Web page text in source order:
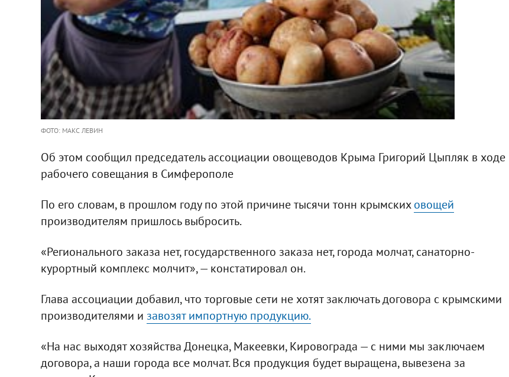
ФОТО: МАКС ЛЕВИН
Об этом сообщил председатель ассоциации овощеводов Крыма Григорий Цыпляк в ходе
рабочего совещания в Симферополе
По его словам, в прошлом году по этой причине тысячи тонн крымскиховощей
производителям пришлось выбросить.
«Регионального заказа нет, государственного заказа нет, города молчат, санаторно-
курортный комплекс молчит», — констатировал он.
Глава ассоциации добавил, что торговые сети не хотят заключать договора с крымскими
производителями и завозят импортную продукцию.
«На нас выходят хозяйства Донецка, Макеевки, Кировограда — с ними мы заключаем
договора, а наши города все молчат. Вся продукция будет выращена, вывезена за